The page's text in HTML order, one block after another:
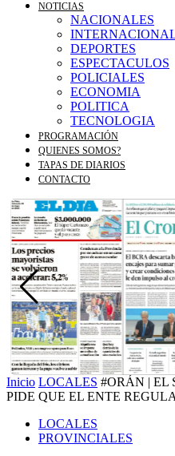
NOTICIAS
NACIONALES
DEPORTES
ESPECTACULOS
POLICIALES
ECONOMIA
POLITICA
TECNOLOGIA
PROGRAMACIÓN
QUIENES SOMOS?
TAPAS DE DIARIOS
CONTACTO
Inicio LOCALES #ORÁN | EL
PIDE QUE EL ENTE
LOCALES
PROVINCIALES